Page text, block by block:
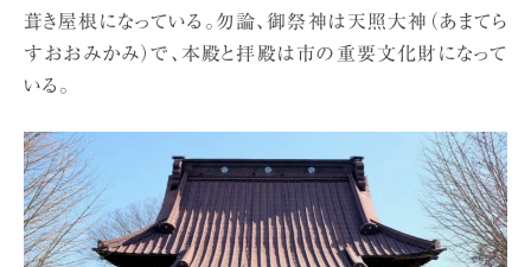
葺き屋根になっている。勿論、御祭神は天照大神（あまてら
すおおみかみ）で、本殿と拝殿は市の重要文化財になって
いる。